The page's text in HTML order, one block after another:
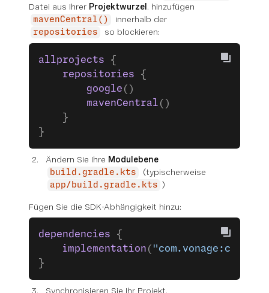
Datei aus Ihrer Projektwurzel . hinzufügen
mavenCentral() innerhalb der
repositories so blockieren:
allprojects {
    repositories
{
        google
()
        mavenCentral
()
    }
}
Ändern Sie Ihre Modulebene
build.gradle.kts (typischerweise
app/build.gradle.kts )
Fügen Sie die SDK-Abhängigkeit hinzu:
dependencies {
    implementation
(
}
Synchronisieren Sie Ihr Projekt.